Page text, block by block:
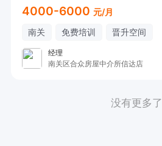
4000-6000 元/月
南关 免费培训 晋升空间
经理
南关区合众房屋中介所信达店
没有更多了